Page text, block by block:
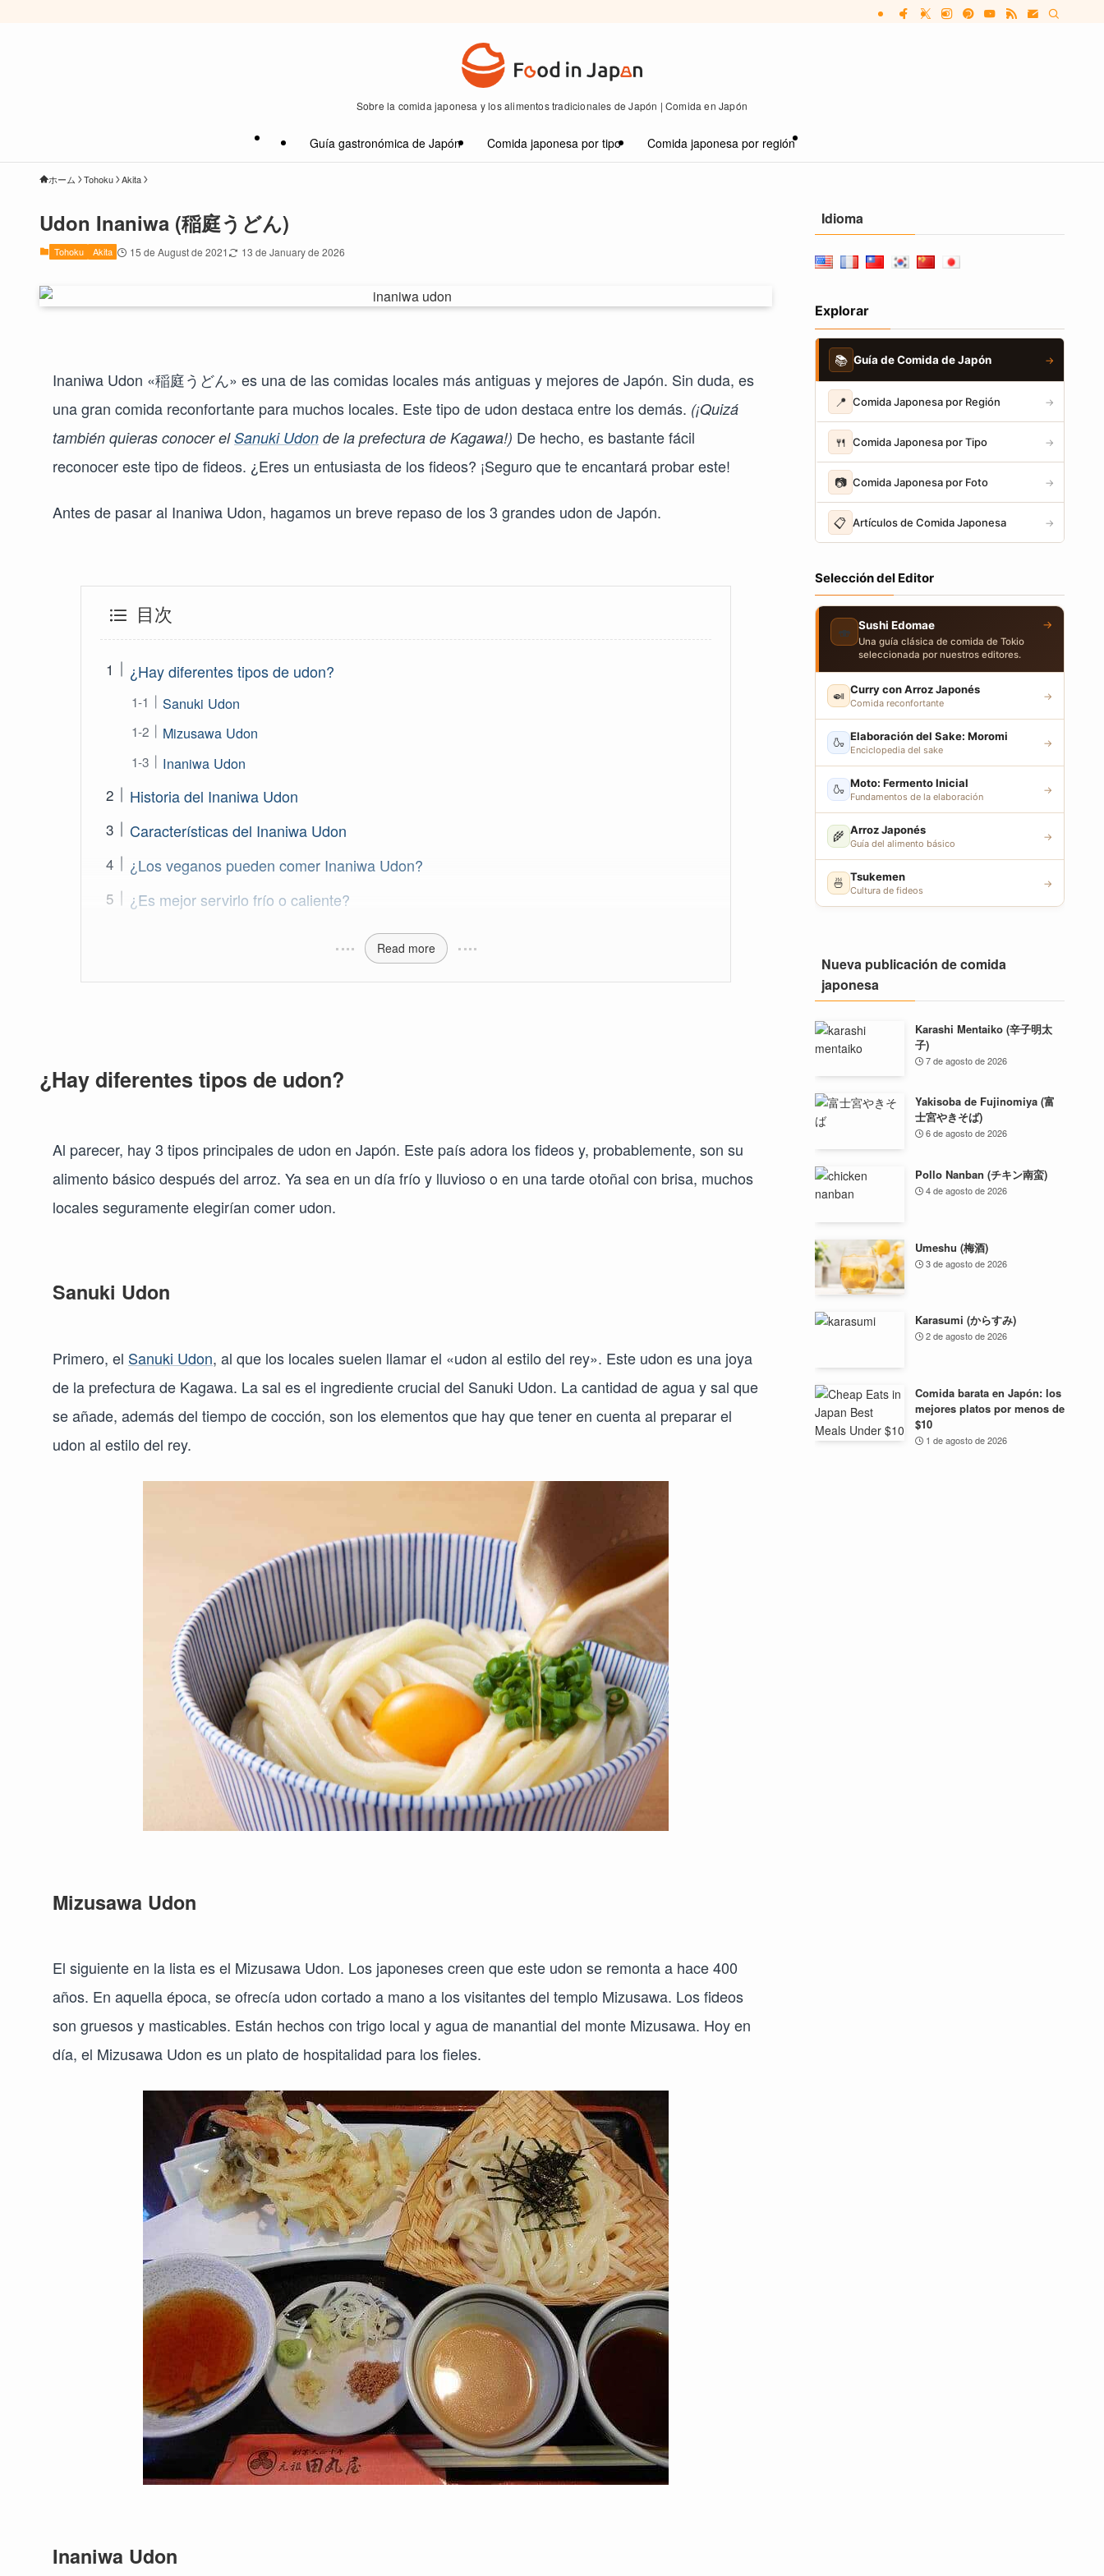
Sobre la comida japonesa y los alimentos tradicionales de Japón | Comida en Japón
Guía gastronómica de Japón Comida japonesa por tipo Comida japonesa por región
ホーム Tohoku Akita
Udon Inaniwa (稲庭うどん)
Tohoku Akita 15 de August de 2021 13 de January de 2026
Inaniwa Udon «稲庭うどん» es una de las comidas locales más antiguas y mejores de Japón. Sin duda, es
una gran comida reconfortante para muchos locales. Este tipo de udon destaca entre los demás. (¡Quizá
también quieras conocer elSanuki Udon de la prefectura de Kagawa!) De hecho, es bastante fácil
reconocer este tipo de fideos. ¿Eres un entusiasta de los fideos? ¡Seguro que te encantará probar este!
Antes de pasar al Inaniwa Udon, hagamos un breve repaso de los 3 grandes udon de Japón.
目次
¿Hay diferentes tipos de udon?
Sanuki Udon
Mizusawa Udon
Inaniwa Udon
Historia del Inaniwa Udon
Características del Inaniwa Udon
¿Los veganos pueden comer Inaniwa Udon?
¿Es mejor servirlo frío o caliente?
Read more
¿Hay diferentes tipos de udon?
Al parecer, hay 3 tipos principales de udon en Japón. Este país adora los fideos y, probablemente, son su
alimento básico después del arroz. Ya sea en un día frío y lluvioso o en una tarde otoñal con brisa, muchos
locales seguramente elegirían comer udon.
Sanuki Udon
Primero, el Sanuki Udon, al que los locales suelen llamar el «udon al estilo del rey». Este udon es una joya
de la prefectura de Kagawa. La sal es el ingrediente crucial del Sanuki Udon. La cantidad de agua y sal que
se añade, además del tiempo de cocción, son los elementos que hay que tener en cuenta al preparar el
udon al estilo del rey.
Mizusawa Udon
El siguiente en la lista es el Mizusawa Udon. Los japoneses creen que este udon se remonta a hace 400
años. En aquella época, se ofrecía udon cortado a mano a los visitantes del templo Mizusawa. Los fideos
son gruesos y masticables. Están hechos con trigo local y agua de manantial del monte Mizusawa. Hoy en
día, el Mizusawa Udon es un plato de hospitalidad para los fieles.
Inaniwa Udon
Idioma
Explorar
📚 Guía de Comida de Japón →
📍 Comida Japonesa por Región →
🍴 Comida Japonesa por Tipo →
📷 Comida Japonesa por Foto →
📋 Artículos de Comida Japonesa →
Selección del Editor
🍣 Sushi Edomae
Una guía clásica de comida de Tokio
seleccionada por nuestros editores.
→
🍛 Curry con Arroz Japonés
Comida reconfortante
→
🍶 Elaboración del Sake: Moromi
Enciclopedia del sake
→
🍶 Moto: Fermento Inicial
Fundamentos de la elaboración
→
🌾 Arroz Japonés
Guía del alimento básico
→
🍜 Tsukemen
Cultura de fideos
→
Nueva publicación de comida
japonesa
Karashi Mentaiko (辛子明太
子)
7 de agosto de 2026
Yakisoba de Fujinomiya (富
士宮やきそば)
6 de agosto de 2026
Pollo Nanban (チキン南蛮)
4 de agosto de 2026
Umeshu (梅酒)
3 de agosto de 2026
Karasumi (からすみ)
2 de agosto de 2026
Comida barata en Japón: los
mejores platos por menos de
$10
1 de agosto de 2026